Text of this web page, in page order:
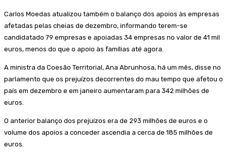
Carlos Moedas atualizou também o balanço dos apoios às empresas
afetadas pelas cheias de dezembro, informando terem-se
candidatado 79 empresas e apoiadas 34 empresas no valor de 41 mil
euros, menos do que o apoio às famílias até agora.
A ministra da Coesão Territorial, Ana Abrunhosa, há um mês, disse no
parlamento que os prejuízos decorrentes do mau tempo que afetou o
país em dezembro e em janeiro aumentaram para 342 milhões de
euros.
O anterior balanço dos prejuízos era de 293 milhões de euros e o
volume dos apoios a conceder ascendia a cerca de 185 milhões de
euros.